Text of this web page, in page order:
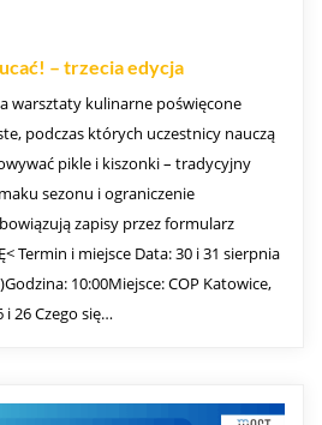
– trzecia edycja
warsztaty kulinarne poświęcone
podczas których uczestnicy nauczą
pikle i kiszonki – tradycyjny
sezonu i ograniczenie
zapisy przez formularz
Termin i miejsce Data: 30 i 31 sierpnia
10:00Miejsce: COP Katowice,
i 26 Czego się…